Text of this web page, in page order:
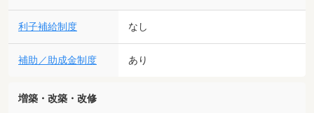
利子補給制度 なし
補助／助成金制度 あり
増築・改築・改修